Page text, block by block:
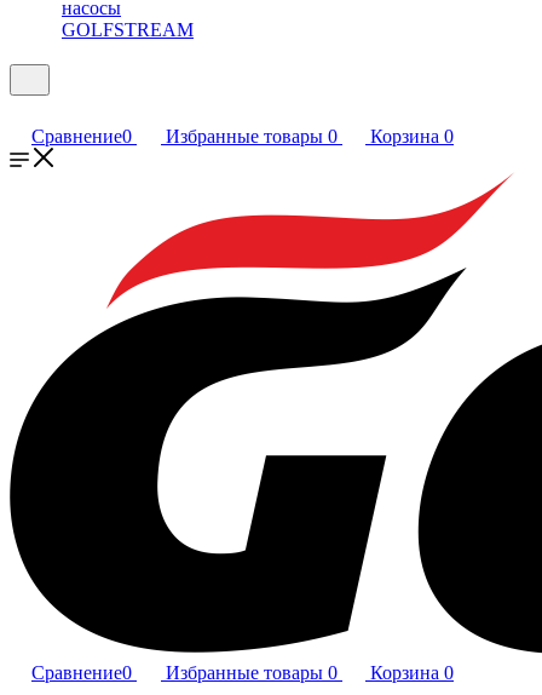
насосы
GOLFSTREAM
Сравнение0 Избранные товары 0 Корзина 0
Сравнение0 Избранные товары 0 Корзина 0